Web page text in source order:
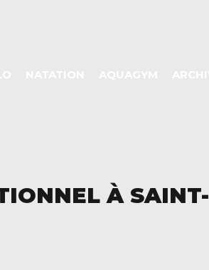
À SAINT-